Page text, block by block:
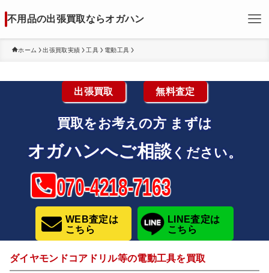
不用品の出張買取ならオガハン
ホーム 出張買取実績 工具 電動工具
出張買取 無料査定
買取をお考えの方 まずは
オガハンへご相談 ください。
070-4218-7163
WEB査定は
こちら
LINE査定は
こちら
ダイヤモンドコアドリル等の電動工具を買取